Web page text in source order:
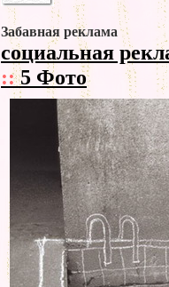
Забавная реклама
социальная
::5 Фото